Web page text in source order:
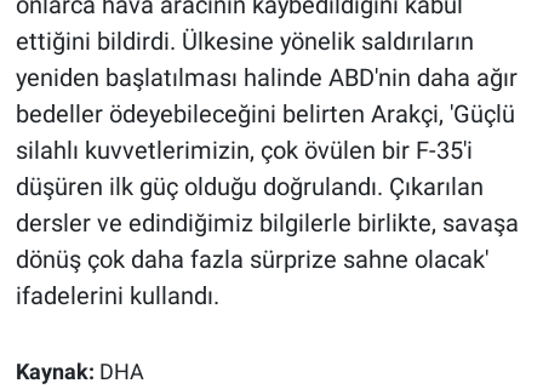
ettiğini bildirdi. Ülkesine yönelik saldırıların
yeniden başlatılması halinde ABD'nin daha ağır
bedeller ödeyebileceğini belirten Arakçi, 'Güçlü
silahlı kuvvetlerimizin, çok övülen bir F-35'i
düşüren ilk güç olduğu doğrulandı. Çıkarılan
dersler ve edindiğimiz bilgilerle birlikte, savaşa
dönüş çok daha fazla sürprize sahne olacak'
ifadelerini kullandı.
Kaynak: DHA
Kültür Sanat
Ne demişti
Nedir
Popüler
Programlar
Sağlık